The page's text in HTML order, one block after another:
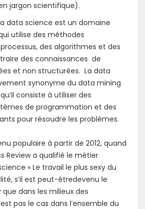
jargon scientifique).
data science est un domaine
utilise des méthodes
des algorithmes et des
des connaissances de
et non structurées. La data
synonyme du data mining
consiste à utiliser des
de programmation et des
pour résoudre les problèmes.
populaire à partir de 2012, quand
Review a qualifié le métier
« Le travail le plus sexy du
s’il est peut-êtredevenu le
que dans les milieux des
pas le cas dans l’ensemble du